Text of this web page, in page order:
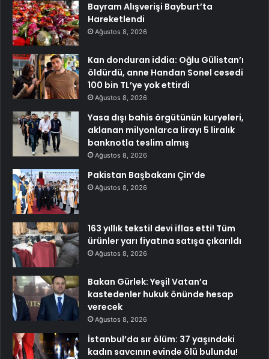
Bayram Alışverişi Bayburt’ta
Hareketlendi
Ağustos 8, 2026
Kan donduran iddia: Oğlu Gülistan’ı
öldürdü, anne Handan Sonel cesedi
100 bin TL’ye yok ettirdi
Ağustos 8, 2026
Yasa dışı bahis örgütünün kuryeleri,
aklanan milyonlarca lirayı 5 liralık
banknotla teslim almış
Ağustos 8, 2026
Pakistan Başbakanı Çin’de
Ağustos 8, 2026
163 yıllık tekstil devi iflas etti! Tüm
ürünler yarı fiyatına satışa çıkarıldı
Ağustos 8, 2026
Bakan Gürlek: Yeşil Vatan’a
kastedenler hukuk önünde hesap
verecek
Ağustos 8, 2026
İstanbul’da sır ölüm: 37 yaşındaki
kadın savcının evinde ölü bulundu!